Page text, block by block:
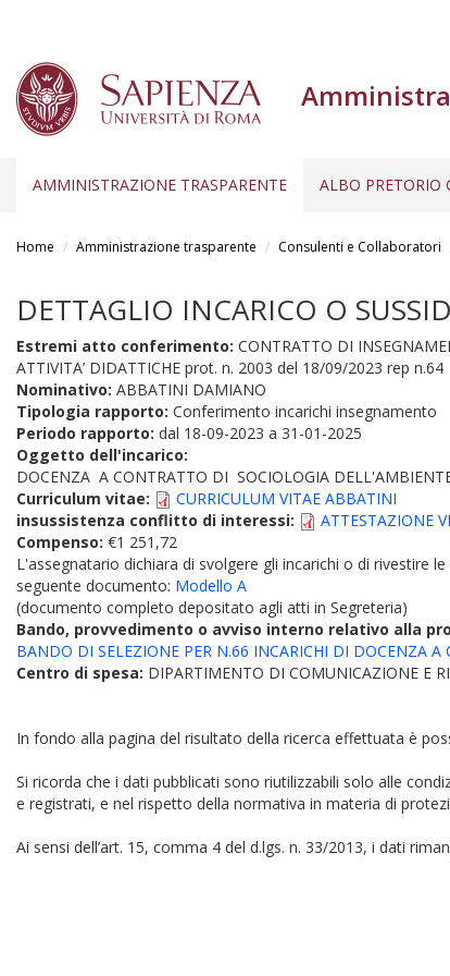
AMMINISTRAZIONE TRASPARENTE ALBO PRETORIO
Home Amministrazione trasparente Consulenti e Collaboratori
DETTAGLIO INCARICO O
Estremi atto conferimento: CONTRATTO DI
ATTIVITA’ DIDATTICHE prot. n. 2003 del 18/09/2023 rep n.64
Nominativo: ABBATINI DAMIANO
Tipologia rapporto: Conferimento incarichi insegnamento
Periodo rapporto: dal 18-09-2023 a 31-01-2025
Oggetto dell'incarico:
DOCENZA A CONTRATTO DI SOCIOLOGIA
Curriculum vitae:
CURRICULUM VITAE ABBATINI
insussistenza conflitto di interessi:
ATTESTAZIONE
Compenso: €1 251,72
L'assegnatario dichiara di svolgere gli incarichi o di rivestire
seguente documento: Modello A
(documento completo depositato agli atti in Segreteria)
Bando, provvedimento o avviso interno relativo alla
BANDO DI SELEZIONE PER N.66 INCARICHI DI DOCENZA
Centro di spesa: DIPARTIMENTO DI COMUNICAZIONE E
In fondo alla pagina del risultato della ricerca effettuata è
Si ricorda che i dati pubblicati sono riutilizzabili solo alle
e registrati, e nel rispetto della normativa in materia di
Ai sensi dell’art. 15, comma 4 del d.lgs. n. 33/2013, i dati